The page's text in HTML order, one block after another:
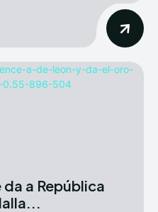
a República